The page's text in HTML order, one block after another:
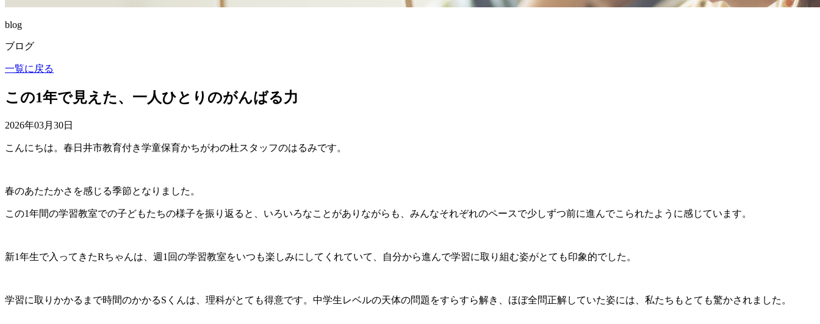
blog
ブログ
一覧に戻る
この1年で見えた、一人ひとりのがんばる力
2026年03月30日
こんにちは。春日井市教育付き学童保育かちがわの杜スタッフのはるみです。
春のあたたかさを感じる季節となりました。
この1年間の学習教室での子どもたちの様子を振り返ると、いろいろなことがありながらも、みんなそれぞれのペースで少しずつ前に進んでこられたように感じています。
新1年生で入ってきたRちゃんは、週1回の学習教室をいつも楽しみにしてくれていて、自分から進んで学習に取り組む姿がとても印象的でした。
学習に取りかかるまで時間のかかるSくんは、理科がとても得意です。中学生レベルの天体の問題をすらすら解き、ほぼ全問正解していた姿には、私たちもとても驚かされました。